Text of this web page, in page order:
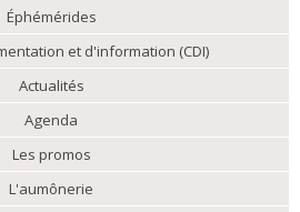
Éphémérides
et d'information (CDI)
Actualités
Agenda
Les promos
L'aumônerie